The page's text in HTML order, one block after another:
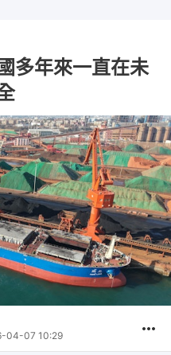
多年來一直在未
04-07 10:29